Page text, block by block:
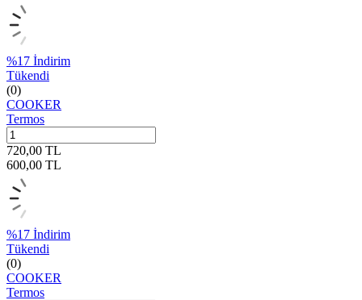
%17 İndirim
Tükendi
(0)
COOKER
Termos
720,00 TL
600,00 TL
%17 İndirim
Tükendi
(0)
COOKER
Termos